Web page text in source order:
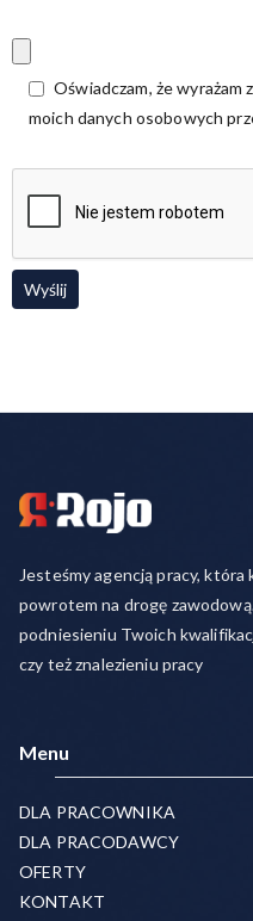
Oświadczam, że wyrażam
moich danych osobowych
Jesteśmy agencją pracy,
powrotem na drogę
podniesieniu Twoich
czy też znalezieniu pracy
Menu
DLA PRACOWNIKA
DLA PRACODAWCY
OFERTY
KONTAKT